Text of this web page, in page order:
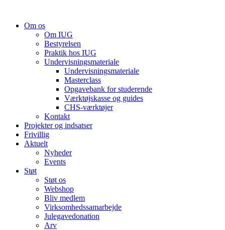
indholdOm os
Om IUG
Bestyrelsen
Praktik hos IUG
Undervisningsmateriale
Undervisningsmateriale
Masterclass
Opgavebank for studerende
Værktøjskasse og guides
CHS-værktøjer
Kontakt
Projekter og indsatser
Frivillig
Aktuelt
Nyheder
Events
Støt
Støt os
Webshop
Bliv medlem
Virksomhedssamarbejde
Julegavedonation
Arv